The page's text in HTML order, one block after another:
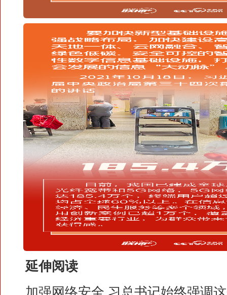
延伸阅读
加强网络安全 习总书记始终强调